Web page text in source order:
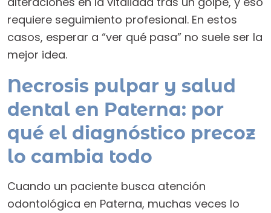
requiere seguimiento profesional. En estos
casos, esperar a “ver qué pasa” no suele ser la
mejor idea.
Necrosis pulpar y salud
dental en Paterna: por
qué el diagnóstico precoz
lo cambia todo
Cuando un paciente busca atención
odontológica en Paterna, muchas veces lo